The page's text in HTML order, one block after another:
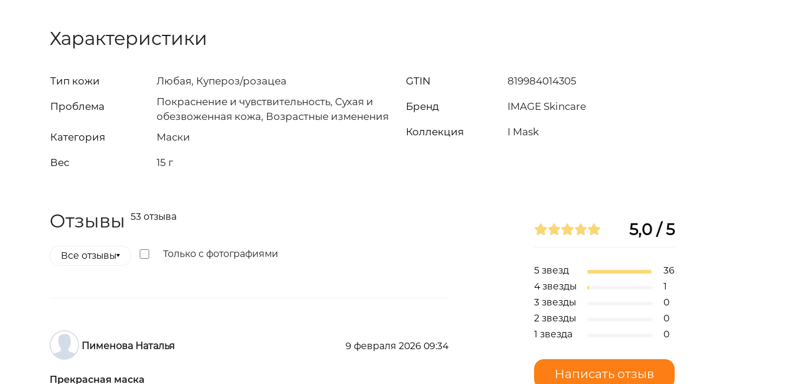
Характеристики
Тип кожи Любая, Купероз/розацеа
Проблема
Покраснение и чувствительность, Сухая и
обезвоженная кожа, Возрастные изменения
Категория
Маски
Вес 15 г
GTIN 819984014305
Бренд IMAGE Skincare
Коллекция I Mask
Отзывы (53) 5,0 / 5
5 звезд
36
4 звезды
1
3 звезды
0
2 звезды
0
1 звезда
0
Написать отзыв
Отзывы 53 отзыва
Все отзывы Только с фотографиями
Пименова Наталья 9 февраля 2026 09:34
Прекрасная маска